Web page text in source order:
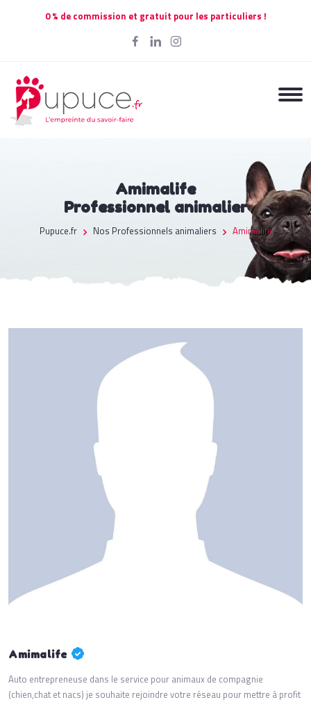
0 % de commission et gratuit pour les particuliers !
Amimalife
Professionnel animalier
Pupuce.fr Nos Professionnels animaliers Amimalife
Amimalife
Auto entrepreneuse dans le service pour animaux de compagnie
(chien,chat et nacs) je souhaite rejoindre votre réseau pour mettre à profit